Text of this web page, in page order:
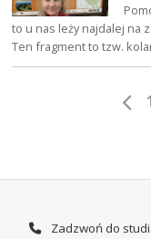
to u nas leży najdalej na
Ten fragment to tzw.
Zadzwoń do